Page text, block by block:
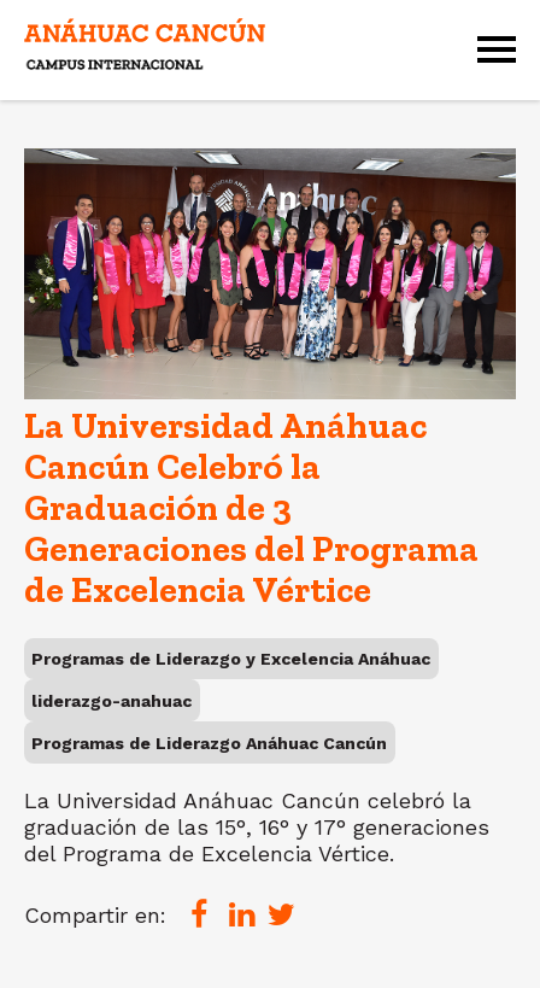
La Universidad Anáhuac
Cancún Celebró la
Graduación de 3
Generaciones del Programa
de Excelencia Vértice
Programas de Liderazgo y Excelencia Anáhuac
liderazgo-anahuac
Programas de Liderazgo Anáhuac Cancún
La Universidad Anáhuac Cancún celebró la
graduación de las 15°, 16° y 17° generaciones
del Programa de Excelencia Vértice.
Compartir en: